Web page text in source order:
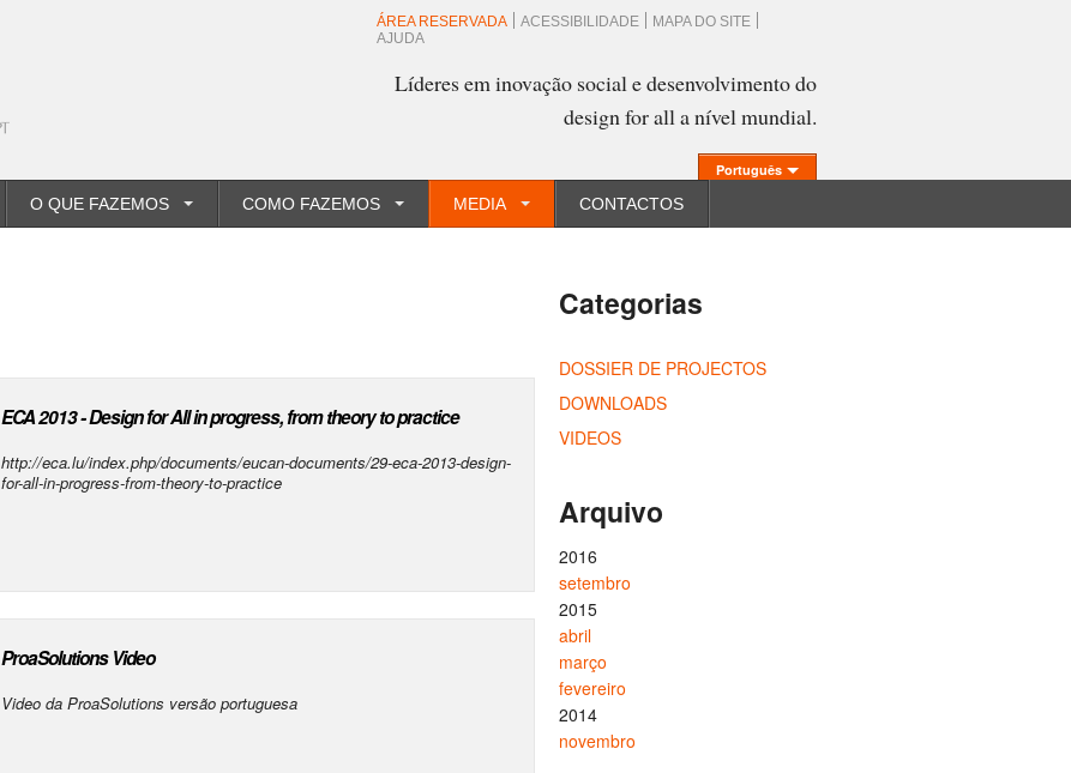
ÁREA RESERVADA ACESSIBILIDADE
MAPA DO SITE
AJUDA
Líderes em inovação social e desenvolvimento do
design for all a nível mundial.
Português
O QUE FAZEMOS COMO FAZEMOS MEDIA CONTACTOS
ECA 2013 - Design for All in progress, from theory to practice
http://eca.lu/index.php/documents/eucan-documents/29-eca-2013-design-
for-all-in-progress-from-theory-to-practice
ProaSolutions Video
Video da ProaSolutions versão portuguesa
Categorias
DOSSIER DE PROJECTOS
DOWNLOADS
VIDEOS
Arquivo
2016
setembro
2015
abril
março
fevereiro
2014
novembro